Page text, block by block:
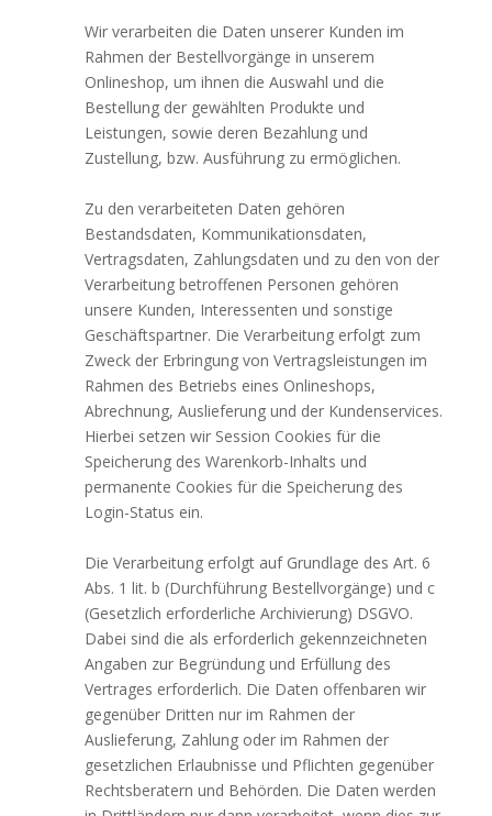
Wir verarbeiten die Daten unserer Kunden im
Rahmen der Bestellvorgänge in unserem
Onlineshop, um ihnen die Auswahl und die
Bestellung der gewählten Produkte und
Leistungen, sowie deren Bezahlung und
Zustellung, bzw. Ausführung zu ermöglichen.
Zu den verarbeiteten Daten gehören
Bestandsdaten, Kommunikationsdaten,
Vertragsdaten, Zahlungsdaten und zu den von der
Verarbeitung betroffenen Personen gehören
unsere Kunden, Interessenten und sonstige
Geschäftspartner. Die Verarbeitung erfolgt zum
Zweck der Erbringung von Vertragsleistungen im
Rahmen des Betriebs eines Onlineshops,
Abrechnung, Auslieferung und der Kundenservices.
Hierbei setzen wir Session Cookies für die
Speicherung des Warenkorb-Inhalts und
permanente Cookies für die Speicherung des
Login-Status ein.
Die Verarbeitung erfolgt auf Grundlage des Art. 6
Abs. 1 lit. b (Durchführung Bestellvorgänge) und c
(Gesetzlich erforderliche Archivierung) DSGVO.
Dabei sind die als erforderlich gekennzeichneten
Angaben zur Begründung und Erfüllung des
Vertrages erforderlich. Die Daten offenbaren wir
gegenüber Dritten nur im Rahmen der
Auslieferung, Zahlung oder im Rahmen der
gesetzlichen Erlaubnisse und Pflichten gegenüber
Rechtsberatern und Behörden. Die Daten werden